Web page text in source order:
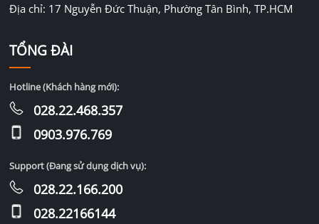
Địa chỉ: 17 Nguyễn Đức Thuận, Phường Tân Bình, TP.HCM
TỔNG ĐÀI
Hotline (Khách hàng mới):
028.22.468.357
0903.976.769
Support (Đang sử dụng dịch vụ):
028.22.166.200
028.22166144